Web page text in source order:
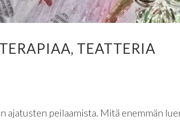
TEATTERIA
ajatusten peilaamista. Mitä enemmän